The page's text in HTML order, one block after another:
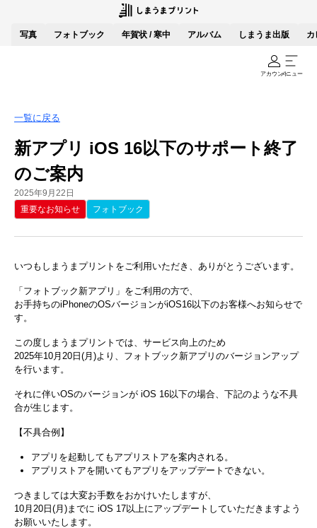
写真 フォトブック 年賀状 / 寒中 アルバム しまうま出版 カ
アカウントメニュー
一覧に戻る
新アプリ iOS 16以下のサポート終了
のご案内
2025年9月22日
重要なお知らせ
フォトブック
いつもしまうまプリントをご利用いただき、ありがとうございます。
「フォトブック新アプリ」をご利用の方で、
お手持ちのiPhoneのOSバージョンがiOS16以下のお客様へお知らせで
す。
この度しまうまプリントでは、サービス向上のため
2025年10月20日(月)より、フォトブック新アプリのバージョンアップ
を行います。
それに伴いOSのバージョンが iOS 16以下の場合、下記のような不具
合が生じます。
【不具合例】
アプリを起動してもアプリストアを案内される。
アプリストアを開いてもアプリをアップデートできない。
つきましては大変お手数をおかけいたしますが、
10月20日(月)までに iOS 17以上にアップデートしていただきますよう
お願いいたします。